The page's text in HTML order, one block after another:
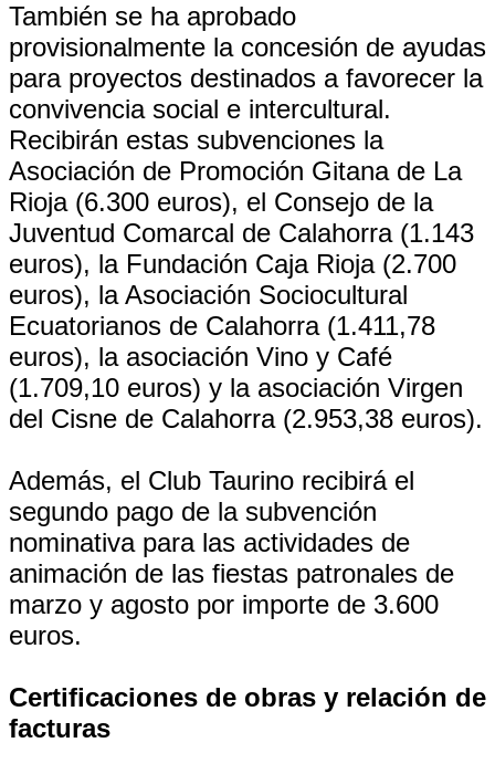
También se ha aprobado
provisionalmente la concesión de ayudas
para proyectos destinados a favorecer la
convivencia social e intercultural.
Recibirán estas subvenciones la
Asociación de Promoción Gitana de La
Rioja (6.300 euros), el Consejo de la
Juventud Comarcal de Calahorra (1.143
euros), la Fundación Caja Rioja (2.700
euros), la Asociación Sociocultural
Ecuatorianos de Calahorra (1.411,78
euros), la asociación Vino y Café
(1.709,10 euros) y la asociación Virgen
del Cisne de Calahorra (2.953,38 euros).
Además, el Club Taurino recibirá el
segundo pago de la subvención
nominativa para las actividades de
animación de las fiestas patronales de
marzo y agosto por importe de 3.600
euros.
Certificaciones de obras y relación de
facturas